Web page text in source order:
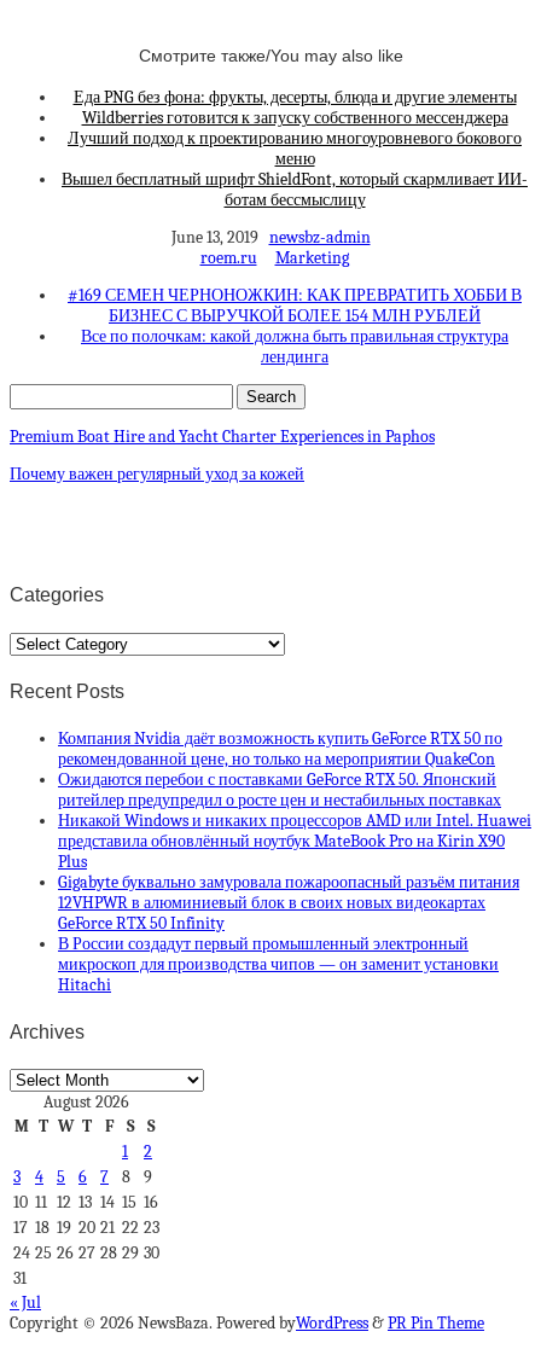
Смотрите также/You may also like
Еда PNG без фона: фрукты, десерты, блюда и другие элементы
Wildberries готовится к запуску собственного мессенджера
Лучший подход к проектированию многоуровневого бокового
меню
Вышел бесплатный шрифт ShieldFont, который скармливает ИИ-
ботам бессмыслицу
June 13, 2019 newsbz-admin
roem.ru
Marketing
#169 СЕМЕН ЧЕРНОНОЖКИН: КАК ПРЕВРАТИТЬ ХОББИ В
БИЗНЕС С ВЫРУЧКОЙ БОЛЕЕ 154 МЛН РУБЛЕЙ
Все по полочкам: какой должна быть правильная структура
лендинга
Premium Boat Hire and Yacht Charter Experiences in Paphos
Почему важен регулярный уход за кожей
Categories
Categories
Recent Posts
Компания Nvidia даёт возможность купить GeForce RTX 50 по
рекомендованной цене, но только на мероприятии QuakeCon
Ожидаются перебои с поставками GeForce RTX 50. Японский
ритейлер предупредил о росте цен и нестабильных поставках
Никакой Windows и никаких процессоров AMD или Intel. Huawei
представила обновлённый ноутбук MateBook Pro на Kirin X90
Plus
Gigabyte буквально замуровала пожароопасный разъём питания
12VHPWR в алюминиевый блок в своих новых видеокартах
GeForce RTX 50 Infinity
В России создадут первый промышленный электронный
микроскоп для производства чипов — он заменит установки
Hitachi
Archives
Archives
August 2026
M T W T F S
S
1
2
3
4 5 6 7 8
9
10 11 12 13 14 15 16
17 18 19 20 21 22 23
24 25 26 27 28 29 30
31
« Jul
Copyright © 2026 NewsBaza. Powered byWordPress&PR Pin Theme